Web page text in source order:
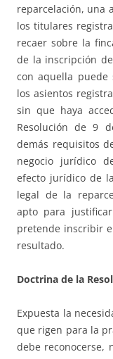
reparcelación, una
los titulares
recaer sobre la
de la inscripción
con aquella
los asientos
sin que haya
Resolución de 9
demás requisitos
negocio jurídico
efecto jurídico de
legal de la
apto para
pretende inscribir
resultado.
Doctrina de la
Expuesta la
que rigen para la
debe reconocerse,